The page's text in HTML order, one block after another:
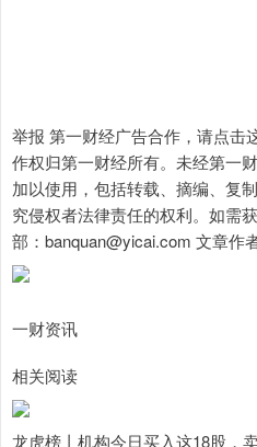
举报 第一财经广告合作，请点击
作权归第一财经所有。未经第一
加以使用，包括转载、摘编、复
究侵权者法律责任的权利。如需
部：banquan@yicai.com 文章作
一财资讯
相关阅读
龙虎榜丨机构今日买入这18股，